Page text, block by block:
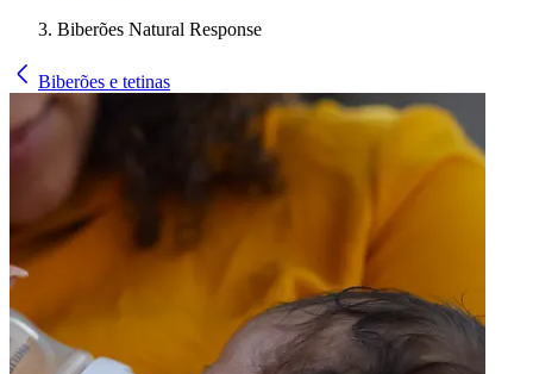
Biberões Natural Response
Biberões e tetinas